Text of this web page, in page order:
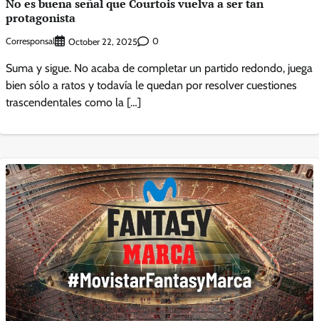
No es buena señal que Courtois vuelva a ser tan
protagonista
Corresponsal October 22, 2025 0
Suma y sigue. No acaba de completar un partido redondo, juega
bien sólo a ratos y todavía le quedan por resolver cuestiones
trascendentales como la […]